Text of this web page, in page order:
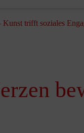
Kunst trifft soziales